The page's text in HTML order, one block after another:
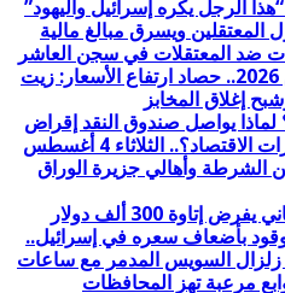
الرجل يكره إسرائيل واليهود”
المعتقلين ويسرق مبالغ مالية
ضد المعتقلات في سجن العاشر
نساء.. الأربعاء 5 أغسطس 2026.. حصاد ارتفاع الأسعار: زيت
إغلاق المخابز
يواصل صندوق النقد إقراض
الحكومة رغم تراجع مؤشرات الاقتصاد؟.. الثلاثاء 4 أغسطس
بين الشرطة وأهالي جزيرة الوراق
“تجارة بالدم والألم”العرجاني يفرض إتاوة 300 ألف دولار
بأضعاف سعره في إسرائيل..
3 أغسطس 2026.. زلزال السويس المدمر مع ساعات